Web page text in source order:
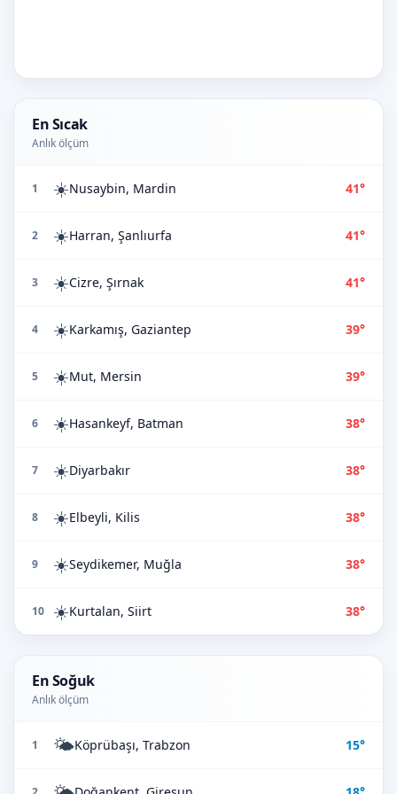
En Sıcak
Anlık ölçüm
1 ☀️Nusaybin, Mardin 41°
2 ☀️Harran, Şanlıurfa 41°
3 ☀️Cizre, Şırnak 41°
4 ☀️Karkamış, Gaziantep 39°
5 ☀️Mut, Mersin 39°
6 ☀️Hasankeyf, Batman 38°
7 ☀️Diyarbakır 38°
8 ☀️Elbeyli, Kilis 38°
9 ☀️Seydikemer, Muğla 38°
10 ☀️Kurtalan, Siirt 38°
En Soğuk
Anlık ölçüm
1 🌤️Köprübaşı, Trabzon 15°